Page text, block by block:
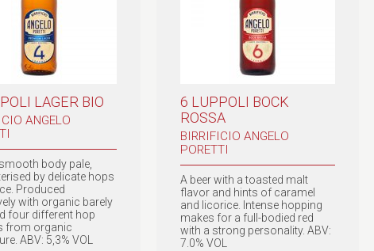
LAGER BIO
ANGELO
body pale,
by delicate hops
Produced
with organic barely
four different hop
from organic
ABV: 5,3% VOL
6 LUPPOLI BOCK
ROSSA
BIRRIFICIO ANGELO
PORETTI
A beer with a toasted malt
flavor and hints of caramel
and licorice. Intense hopping
makes for a full-bodied red
with a strong personality. ABV:
7.0% VOL